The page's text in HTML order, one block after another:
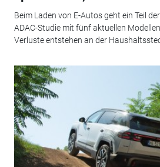
Beim Laden von E-Autos geht ein Teil
ADAC-Studie mit fünf aktuellen
Verluste entstehen an der